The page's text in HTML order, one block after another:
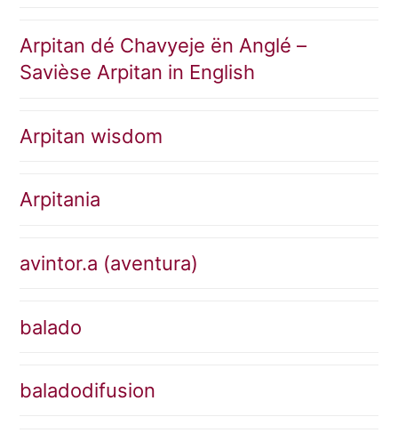
Arpitan dé Chavyeje ën Anglé –
Savièse Arpitan in English
Arpitan wisdom
Arpitania
avintor.a (aventura)
balado
baladodifusion